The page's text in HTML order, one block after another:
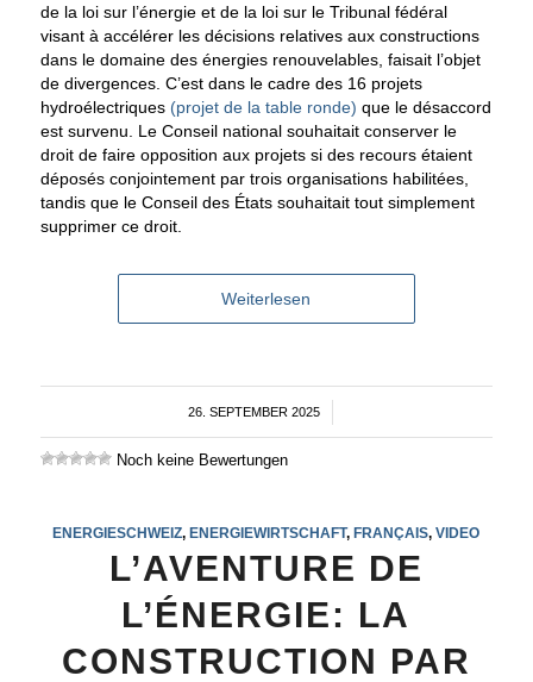
de la loi sur l’énergie et de la loi sur le Tribunal fédéral
visant à accélérer les décisions relatives aux constructions
dans le domaine des énergies renouvelables, faisait l’objet
de divergences. C’est dans le cadre des 16 projets
hydroélectriques (projet de la table ronde) que le désaccord
est survenu. Le Conseil national souhaitait conserver le
droit de faire opposition aux projets si des recours étaient
déposés conjointement par trois organisations habilitées,
tandis que le Conseil des États souhaitait tout simplement
supprimer ce droit.
Weiterlesen
26. SEPTEMBER 2025
/
Noch keine Bewertungen
ENERGIESCHWEIZ,ENERGIEWIRTSCHAFT,FRANÇAIS,VIDEO
L’AVENTURE DE
L’ÉNERGIE: LA
CONSTRUCTION PAR